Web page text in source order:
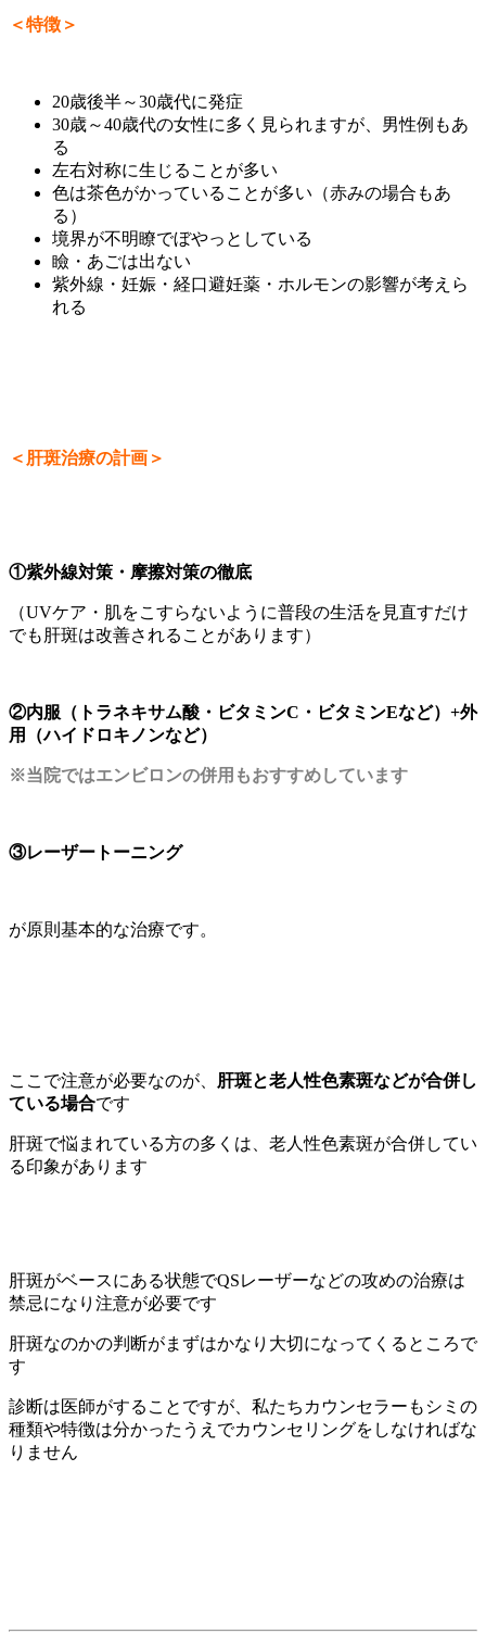
＜特徴＞
20歳後半～30歳代に発症
30歳～40歳代の女性に多く見られますが、男性例もあ
る
左右対称に生じることが多い
色は茶色がかっていることが多い（赤みの場合もあ
る）
境界が不明瞭でぼやっとしている
瞼・あごは出ない
紫外線・妊娠・経口避妊薬・ホルモンの影響が考えら
れる
＜肝斑治療の計画＞
①紫外線対策・摩擦対策の徹底
（UVケア・肌をこすらないように普段の生活を見直すだけ
でも肝斑は改善されることがあります）
②内服（トラネキサム酸・ビタミンC・ビタミンEなど）+外
用（ハイドロキノンなど）
※当院ではエンビロンの併用もおすすめしています
③レーザートーニング
が原則基本的な治療です。
ここで注意が必要なのが、 肝斑と老人性色素斑などが合併し
ている場合です
肝斑で悩まれている方の多くは、老人性色素斑が合併してい
る印象があります
肝斑がベースにある状態でQSレーザーなどの攻めの治療は
禁忌になり注意が必要です
肝斑なのかの判断がまずはかなり大切になってくるところで
す
診断は医師がすることですが、私たちカウンセラーもシミの
種類や特徴は分かったうえでカウンセリングをしなければな
りません